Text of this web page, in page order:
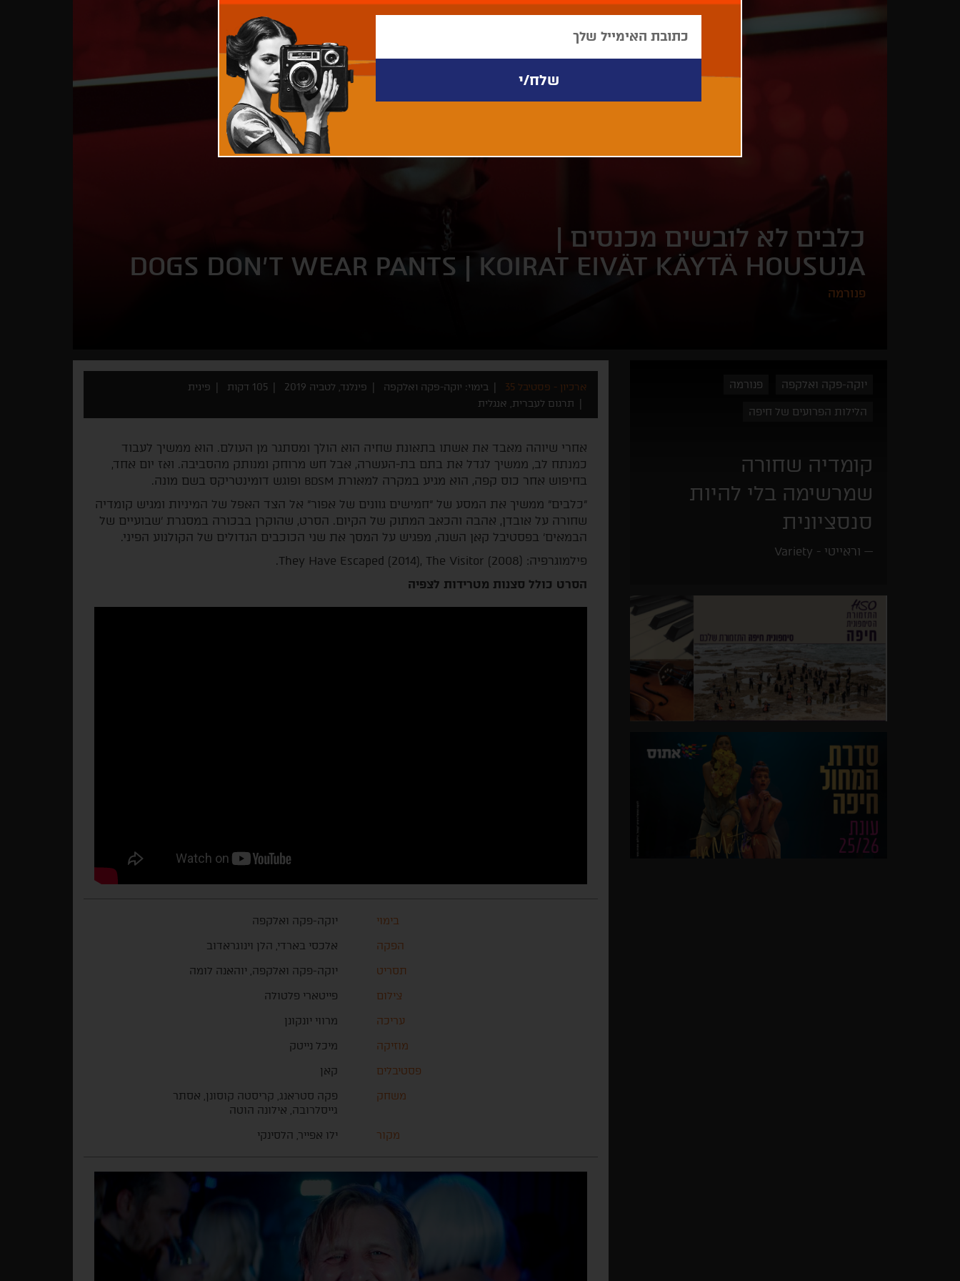
כלבים לא לובשים מכנסים |
DOGS DON'T WEAR PANTS | KOIRAT EIVÄT KÄYTÄ HOUSUJA
פנורמה
יוקה-פקה ואלקפה פנורמה
הלילות הפרועים של חיפה
קומדיה שחורה
שמרשימה בלי להיות
סנסציונית
וראייטי - Variety
ארכיון - פסטיבל 35 בימוי: יוקה-פקה ואלקפה פינלנד, לטביה 2019 105 דקות
פינית
תרגום לעברית, אנגלית
אחרי שיוהה מאבד את אשתו בתאונת שחיה הוא הולך ומסתגר מן העולם. הוא ממשיך לעבוד
כמנתח לב, ממשיך לגדל את בתם בת-העשרה, אבל חש מרוחק ומנותק מהסביבה. ואז יום אחד,
בחיפוש אחר כוס קפה, הוא מגיע במקרה למאורת BDSM ופוגש דומינטריקס בשם מונה.
"כלבים" ממשיך את המסע של "חמישים גוונים של אפור" אל הצד האפל של המיניות ומגיש קומדיה
שחורה על אובדן, אהבה והכאב המתוק של הקיום. הסרט, שהוקרן בבכורה במסגרת 'שבועיים של
הבמאים' בפסטיבל קאן השנה, מפגיש על המסך את שני הכוכבים הגדולים של הקולנוע הפיני.
פילמוגרפיה: (They Have Escaped (2014), The Visitor (2008.
הסרט כולל סצנות מטרידות לצפיה
בימוי
יוקה-פקה ואלקפה
הפקה
אלכסי בארדי, הלן וינוגראדוב
תסריט
יוקה-פקה ואלקפה, יוהאנה לומה
צילום
פייטארי פלטולה
עריכה
מרווי יונקונן
מוזיקה
מיכל נייטק
פסטיבלים
קאן
משחק
פקה סטראנג, קריסטה קוסונן, אסתר
גייסלרובה, אילונה הוטה
מקור
ילו אפייר, הלסינקי